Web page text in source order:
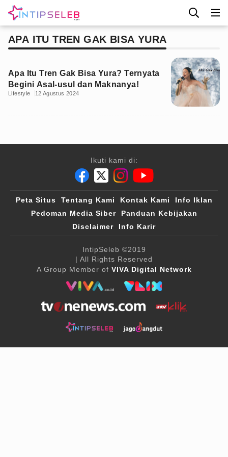
APA ITU TREN GAK BISA YURA
Apa Itu Tren Gak Bisa Yura? Ternyata
Begini Asal-usul dan Maknanya!
Lifestyle 12 Agustus 2024
Ikuti kami di:
Peta Situs Tentang Kami Kontak Kami
Info Iklan
Pedoman Media Siber
Panduan Kebijakan
Disclaimer
Info Karir
IntipSeleb ©2019
| All Rights Reserved
A Group Member of VIVA Digital Network